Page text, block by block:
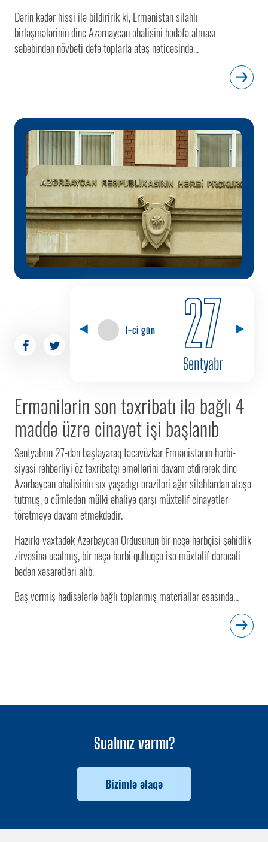
Dərin kədər hissi ilə bildiririk ki, Ermənistan silahlı
birləşmələrinin dinc Azərnaycan əhalisini hədəfə alması
səbəbindən növbəti dəfə toplarla atəş nəticəsində...
1-ci gün 27
Sentyabr
Ermənilərin son təxribatı ilə bağlı 4
maddə üzrə cinayət işi başlanıb
Sentyabrın 27-dən başlayaraq təcavüzkar Ermənistanın hərbi-
siyasi rəhbərliyi öz təxribatçı əməllərini davam etdirərək dinc
Azərbaycan əhalisinin sıx yaşadığı əraziləri ağır silahlardan atəşə
tutmuş, o cümlədən mülki əhaliyə qarşı müxtəlif cinayətlər
törətməyə davam etməkdədir.
Hazırkı vaxtadək Azərbaycan Ordusunun bir neçə hərbçisi şəhidlik
zirvəsinə ucalmış, bir neçə hərbi qulluqçu isə müxtəlif dərəcəli
bədən xəsarətləri alıb.
Baş vermiş hadisələrlə bağlı toplanmış materiallar əsasında...
Sualınız varmı?
Bizimlə əlaqə